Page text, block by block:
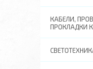
КАБЕЛИ,
ПРОКЛАДКИ